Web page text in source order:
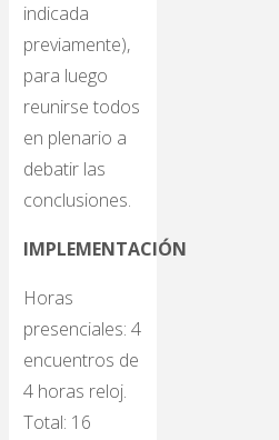
indicada
previamente),
para luego
reunirse todos
en plenario a
debatir las
conclusiones.
IMPLEMENTACIÓN
Horas
presenciales: 4
encuentros de
4 horas reloj.
Total: 16